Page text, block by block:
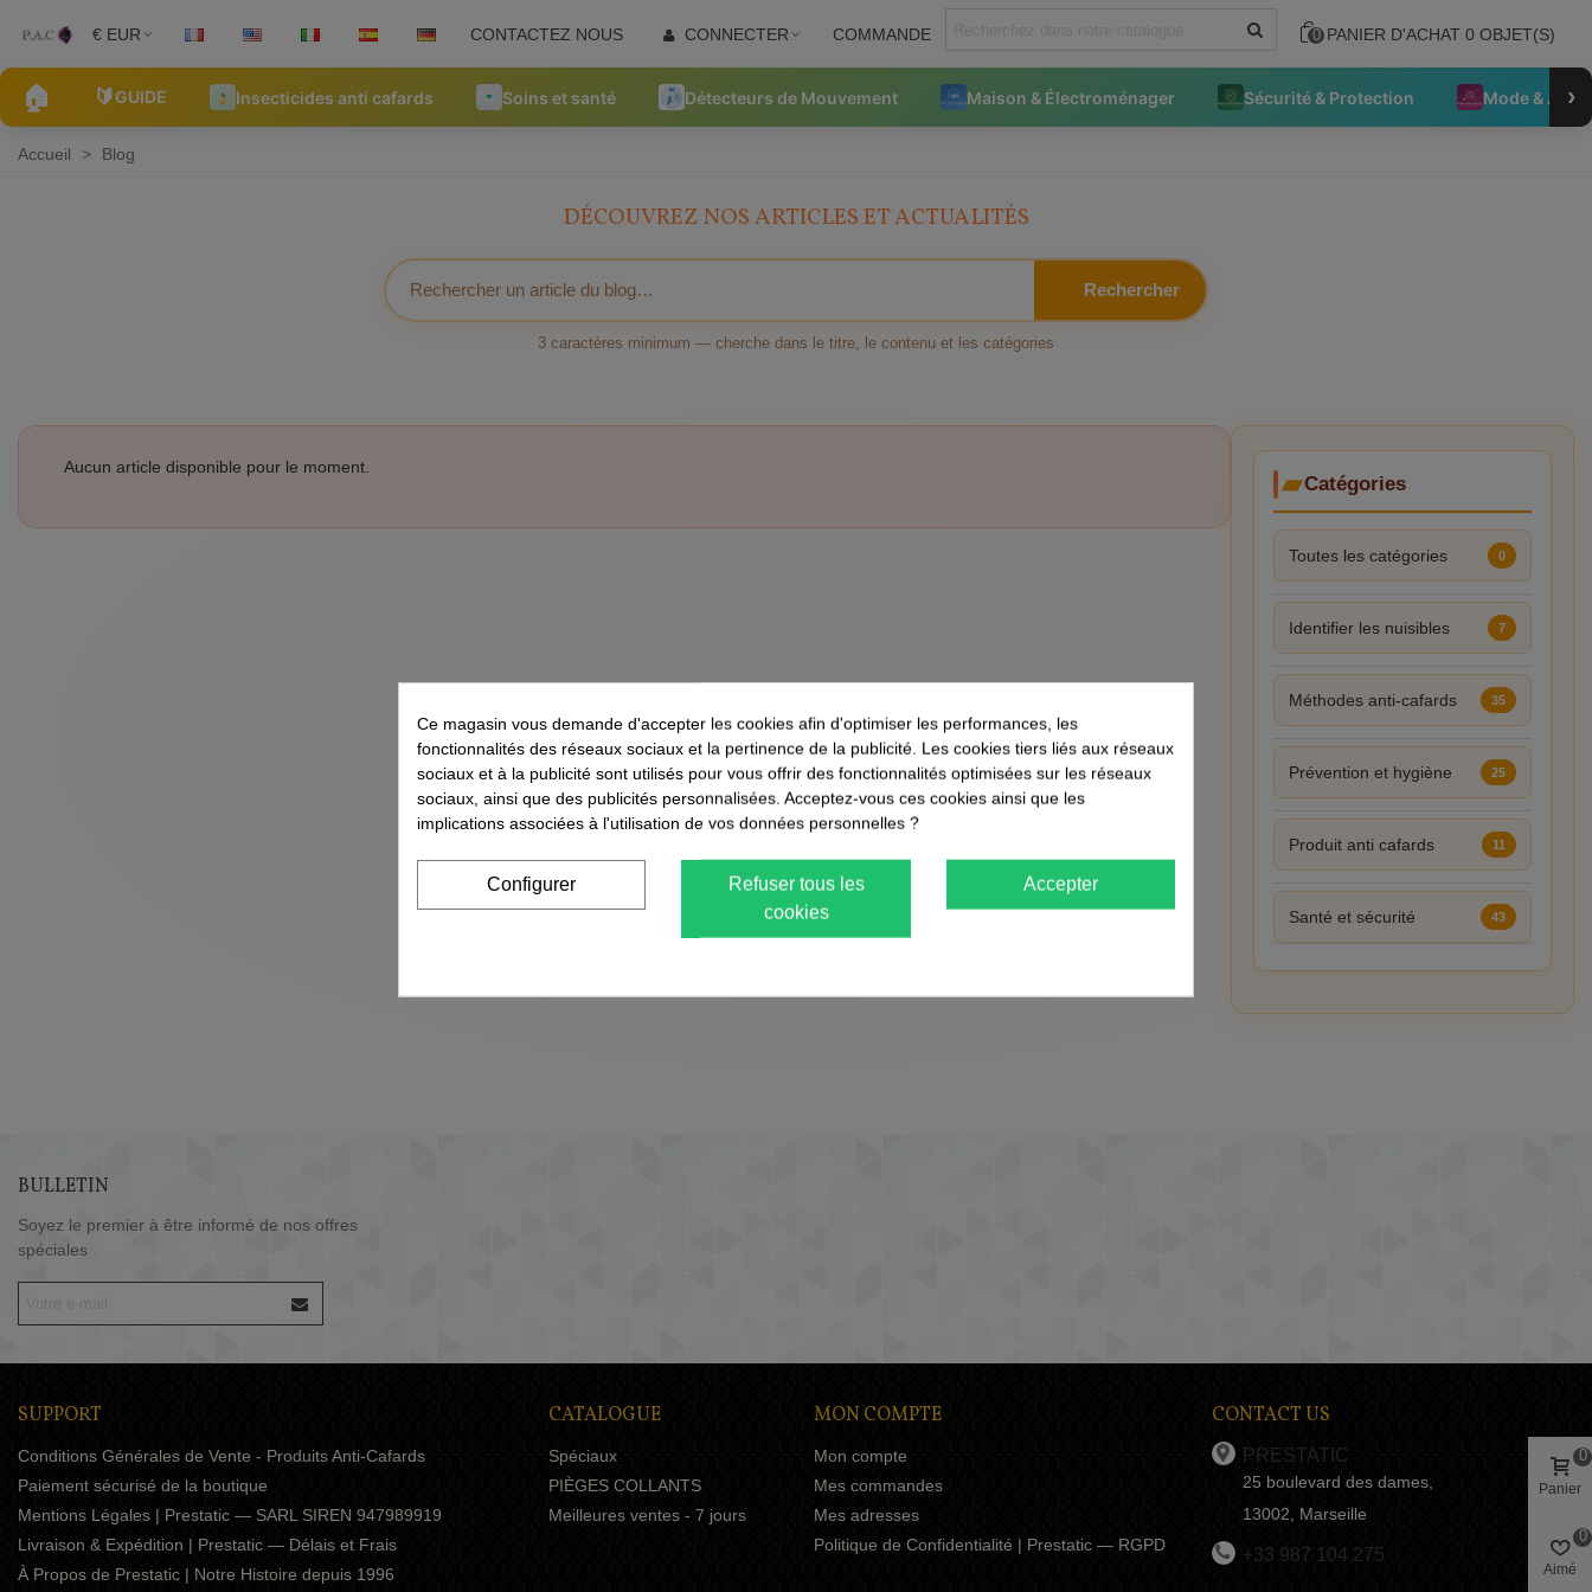
€ EUR CONTACTEZ NOUS CONNECTER COMMANDE 0 PANIER D'ACHAT 0 OBJET(S)
🏠 🔰GUIDE Insecticides anti cafards Soins et santé Détecteurs de Mouvement Maison & Électroménager Sécurité & Protection Mode & ›
Accueil > Blog
DÉCOUVREZ NOS ARTICLES ET ACTUALITÉS
Rechercher
3 caractères minimum — cherche dans le titre, le contenu et les catégories
Aucun article disponible pour le moment.
Catégories
Toutes les catégories 0
Identifier les nuisibles 7
Méthodes anti-cafards 35
Prévention et hygiène 25
Produit anti cafards 11
Santé et sécurité 43
BULLETIN
Soyez le premier à être informé de nos offres
spéciales
SUPPORT
Conditions Générales de Vente - Produits Anti-Cafards
Paiement sécurisé de la boutique
Mentions Légales | Prestatic — SARL SIREN 947989919
Livraison & Expédition | Prestatic — Délais et Frais
À Propos de Prestatic | Notre Histoire depuis 1996
CATALOGUE
Spéciaux
PIÈGES COLLANTS
Meilleures ventes - 7 jours
MON COMPTE
Mon compte
Mes commandes
Mes adresses
Politique de Confidentialité | Prestatic — RGPD
CONTACT US
PRESTATIC
25 boulevard des dames,
13002, Marseille
+33 987 104 275
Panier
0
Aimé
0
Ce magasin vous demande d'accepter les cookies afin d'optimiser les performances, les
fonctionnalités des réseaux sociaux et la pertinence de la publicité. Les cookies tiers liés aux réseaux
sociaux et à la publicité sont utilisés pour vous offrir des fonctionnalités optimisées sur les réseaux
sociaux, ainsi que des publicités personnalisées. Acceptez-vous ces cookies ainsi que les
implications associées à l'utilisation de vos données personnelles ?
Accepter
Refuser tous les
cookies
Configurer